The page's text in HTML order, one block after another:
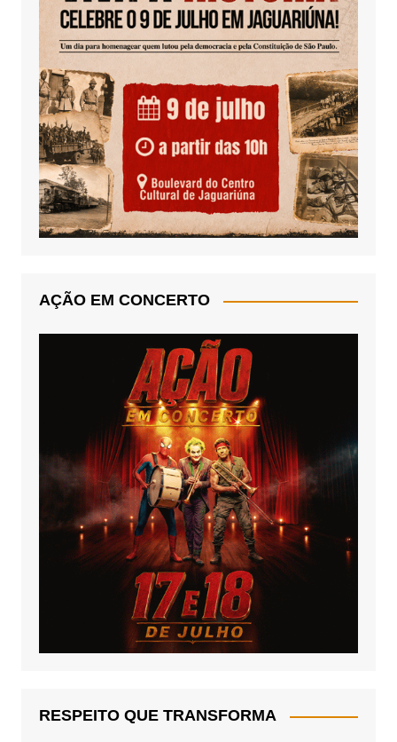
AÇÃO EM CONCERTO
RESPEITO QUE TRANSFORMA